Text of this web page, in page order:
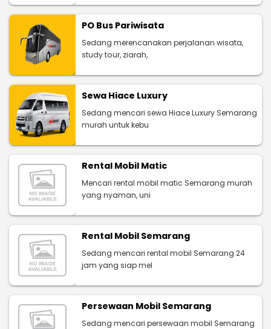
PO Bus Pariwisata
Sedang merencanakan perjalanan wisata,
study tour, ziarah,
Sewa Hiace Luxury
Sedang mencari sewa Hiace Luxury Semarang
murah untuk kebu
Rental Mobil Matic
Mencari rental mobil matic Semarang murah
yang nyaman, uni
Rental Mobil Semarang
Sedang mencari rental mobil Semarang 24
jam yang siap mel
Persewaan Mobil Semarang
Sedang mencari persewaan mobil Semarang